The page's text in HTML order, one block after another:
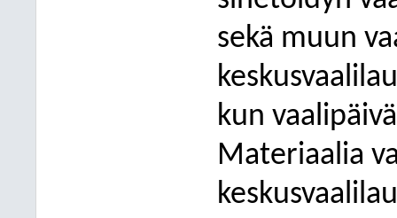
sekä muun
kun
Materiaalia